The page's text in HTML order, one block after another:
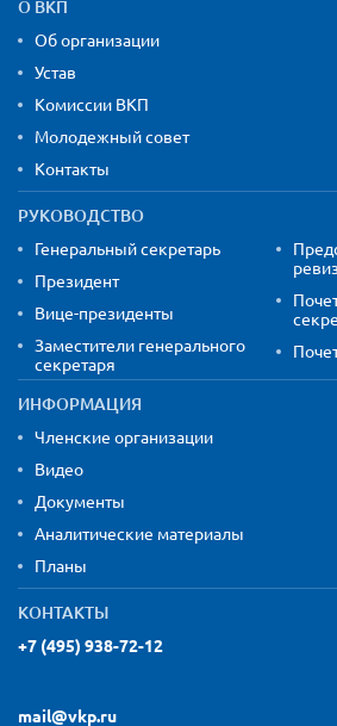
О ВКП
Об организации
Устав
Комиссии ВКП
Молодежный совет
Контакты
РУКОВОДСТВО
Генеральный секретарь
Президент
Вице-президенты
Заместители генерального
секретаря
ИНФОРМАЦИЯ
Членские организации
Видео
Документы
Аналитические материалы
Планы
КОНТАКТЫ
+7 (495) 938-72-12
mail@vkp.ru